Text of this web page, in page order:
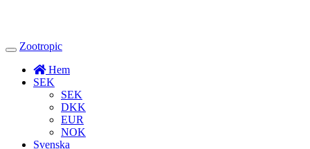
Toggle
Navigation
Zootropic
Hem
SEK
SEK
DKK
EUR
NOK
Svenska